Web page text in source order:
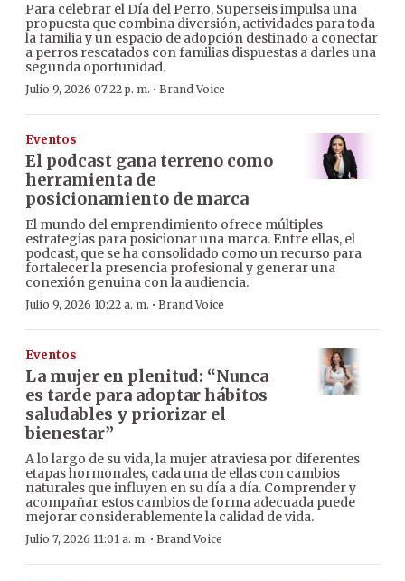
Para celebrar el Día del Perro, Superseis impulsa una
propuesta que combina diversión, actividades para toda
la familia y un espacio de adopción destinado a conectar
a perros rescatados con familias dispuestas a darles una
segunda oportunidad.
Julio 9, 2026 07:22 p. m. · Brand Voice
Eventos
El podcast gana terreno como
herramienta de
posicionamiento de marca
El mundo del emprendimiento ofrece múltiples
estrategias para posicionar una marca. Entre ellas, el
podcast, que se ha consolidado como un recurso para
fortalecer la presencia profesional y generar una
conexión genuina con la audiencia.
Julio 9, 2026 10:22 a. m. · Brand Voice
Eventos
La mujer en plenitud: “Nunca
es tarde para adoptar hábitos
saludables y priorizar el
bienestar”
A lo largo de su vida, la mujer atraviesa por diferentes
etapas hormonales, cada una de ellas con cambios
naturales que influyen en su día a día. Comprender y
acompañar estos cambios de forma adecuada puede
mejorar considerablemente la calidad de vida.
Julio 7, 2026 11:01 a. m. · Brand Voice